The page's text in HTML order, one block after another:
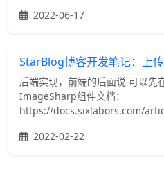
2022-06-17
StarBlog博客开发笔记：上
后端实现，前端的后面说 可以
ImageSharp组件文档：
https://docs.sixlabors.com/
2022-02-22